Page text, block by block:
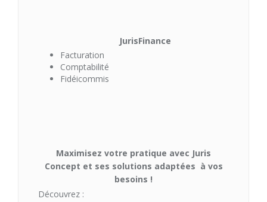
JurisFinance
Facturation
Comptabilité
Fidéicommis
Maximisez votre pratique avec Juris
Concept et ses solutions adaptées à vos
besoins !
Découvrez :